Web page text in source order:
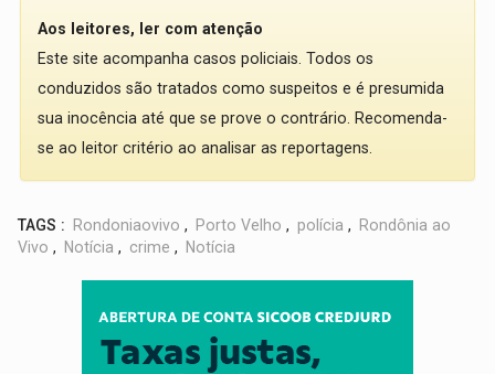
Aos leitores, ler com atenção
Este site acompanha casos policiais. Todos os
conduzidos são tratados como suspeitos e é presumida
sua inocência até que se prove o contrário. Recomenda-
se ao leitor critério ao analisar as reportagens.
TAGS : Rondoniaovivo , Porto Velho , polícia ,
Rondônia ao
Vivo , Notícia , crime , Notícia